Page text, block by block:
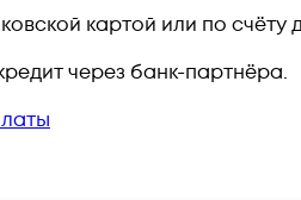
картой или по счёту
через банк-партнёра.